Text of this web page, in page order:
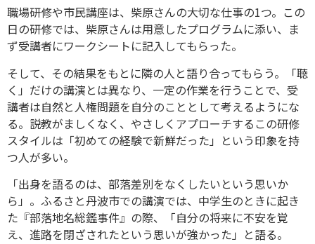
職場研修や市民講座は、柴原さんの大切な仕事の1つ。この
日の研修では、柴原さんは用意したプログラムに添い、ま
ず受講者にワークシートに記入してもらった。
そして、その結果をもとに隣の人と語り合ってもらう。「聴
く」だけの講演とは異なり、一定の作業を行うことで、受
講者は自然と人権問題を自分のこととして考えるようにな
る。説教がましくなく、やさしくアプローチするこの研修
スタイルは「初めての経験で新鮮だった」という印象を持
つ人が多い。
「出身を語るのは、部落差別をなくしたいという思いか
ら」。ふるさと丹波市での講演では、中学生のときに起き
た『部落地名総鑑事件』の際、「自分の将来に不安を覚
え、進路を閉ざされたという思いが強かった」と語る。